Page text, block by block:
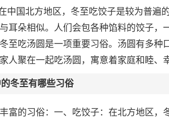
中国北方地区，冬至吃饺子是较为普遍
耳朵相似。人们会包各种馅料的饺子
至吃汤圆是一项重要习俗。汤圆有多
人聚在一起吃汤圆，寓意着家庭和睦、
冬至有哪些习俗
富的习俗：一、吃饺子：在北方地区